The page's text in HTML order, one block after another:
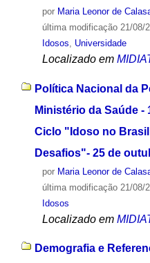
por Maria Leonor de
última modificação21/08/
Idosos, Universidade
Localizado em
Política Nacional da
Ministério da Saúde -
Ciclo "Idoso no
Desafios"- 25 de
por Maria Leonor de
última modificação21/08/
Idosos
Localizado em
Demografia e